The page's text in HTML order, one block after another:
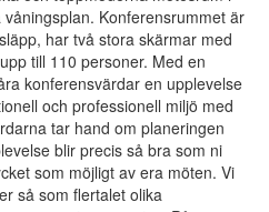
Konferensrummet är
har två stora skärmar med
till 110 personer. Med en
konferensvärdar en upplevelse
och professionell miljö med
tar hand om planeringen
blir precis så bra som ni
som möjligt av era möten. Vi
så som flertalet olika